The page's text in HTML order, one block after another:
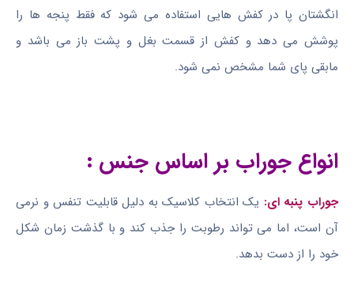
انگشتان پا در کفش هایی استفاده می شود که فقط پنجه ها را
پوشش می دهد و کفش از قسمت بغل و پشت باز می باشد و
مابقی پای شما مشخص نمی شود.
انواع جوراب بر اساس جنس :
جوراب پنبه ای: یک انتخاب کلاسیک به دلیل قابلیت تنفس و نرمی
آن است، اما می تواند رطوبت را جذب کند و با گذشت زمان شکل
خود را از دست بدهد.